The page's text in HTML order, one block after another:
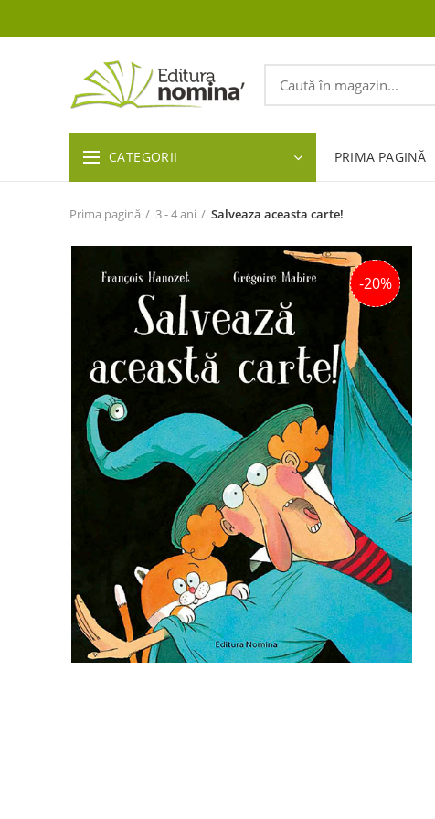
CATEGORII PRIMA PAGINĂ
Prima pagină 3 - 4 ani Salveaza aceasta carte!
-20%